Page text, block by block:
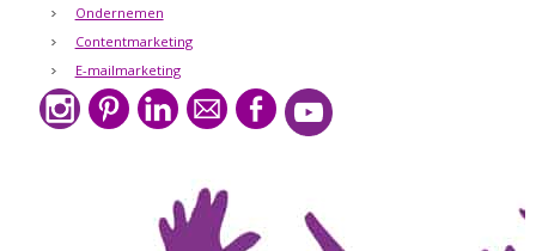
Ondernemen
Contentmarketing
E-mailmarketing